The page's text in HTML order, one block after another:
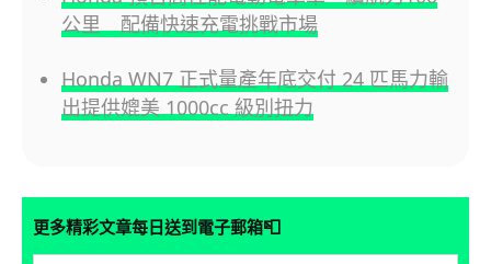
公里 配備快速充電挑戰市場
Honda WN7 正式量產年底交付 24 匹馬力輸
出提供媲美 1000cc 級別扭力
更多精彩文章每日送到電子郵箱📮